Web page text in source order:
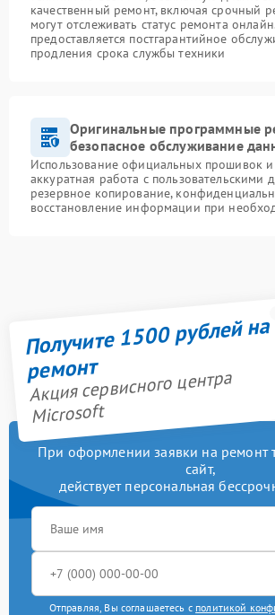
качественный ремонт, включая срочный
могут отслеживать статус ремонта
предоставляется постгарантийное
продления срока службы техники
Оригинальные программные
безопасное обслуживание
Использование официальных прошивок и
аккуратная работа с пользовательскими
резервное копирование,
восстановление информации при
Получите 1500 рублей на
ремонт
Акция сервисного центра
Microsoft
При оформлении заявки на ремонт
сайт,
действует персональная
Отправляя, Вы соглашаетесь с политикой